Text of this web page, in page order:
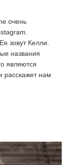
очень
зовут Келли.
названия
являются
расскажет нам